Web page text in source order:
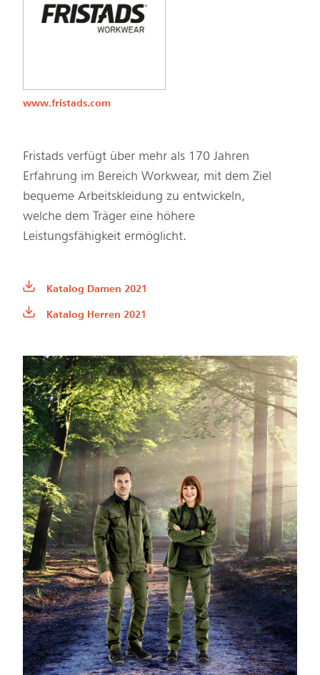
www.fristads.com
Fristads verfügt über mehr als 170 Jahren
Erfahrung im Bereich Workwear, mit dem Ziel
bequeme Arbeitskleidung zu entwickeln,
welche dem Träger eine höhere
Leistungsfähigkeit ermöglicht.
Katalog Damen 2021
Katalog Herren 2021